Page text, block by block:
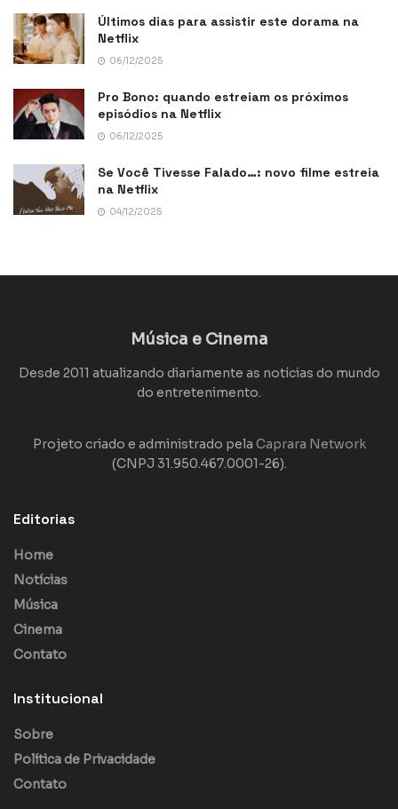
Últimos dias para assistir este dorama na
Netflix
06/12/2025
Pro Bono: quando estreiam os próximos
episódios na Netflix
06/12/2025
Se Você Tivesse Falado…: novo filme estreia
na Netflix
04/12/2025
Música e Cinema
Desde 2011 atualizando diariamente as notícias do mundo
do entretenimento.
Projeto criado e administrado pela Caprara Network
(CNPJ 31.950.467.0001-26).
Editorias
Home
Notícias
Música
Cinema
Contato
Institucional
Sobre
Política de Privacidade
Contato